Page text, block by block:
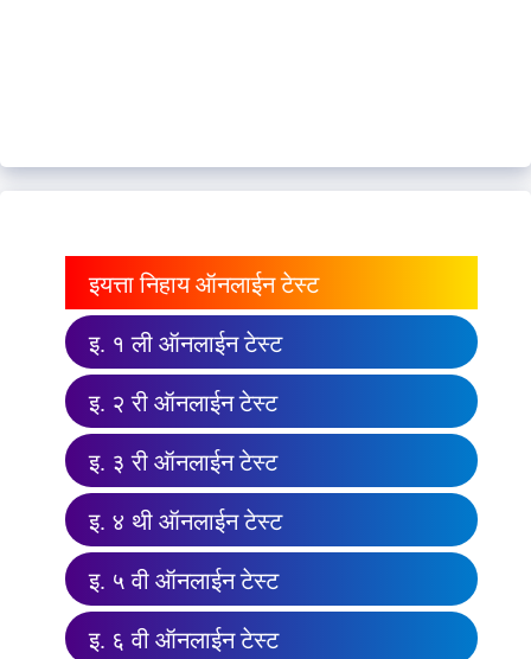
इयत्ता निहाय ऑनलाईन टेस्ट
इ. १ ली ऑनलाईन टेस्ट
इ. २ री ऑनलाईन टेस्ट
इ. ३ री ऑनलाईन टेस्ट
इ. ४ थी ऑनलाईन टेस्ट
इ. ५ वी ऑनलाईन टेस्ट
इ. ६ वी ऑनलाईन टेस्ट